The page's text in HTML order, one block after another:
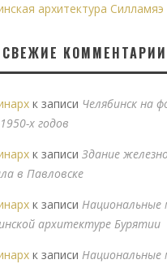
архитектура Силламяэ
СВЕЖИЕ КОММЕНТАРИИ
к записи Челябинск на
х годов
к записи Здание
в Павловске
к записи
архитектуре Бурятии
к записи